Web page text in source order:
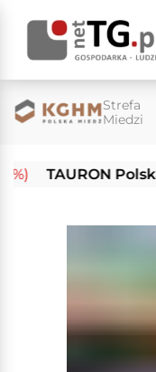
Strefa
Miedzi
TAURON Polska